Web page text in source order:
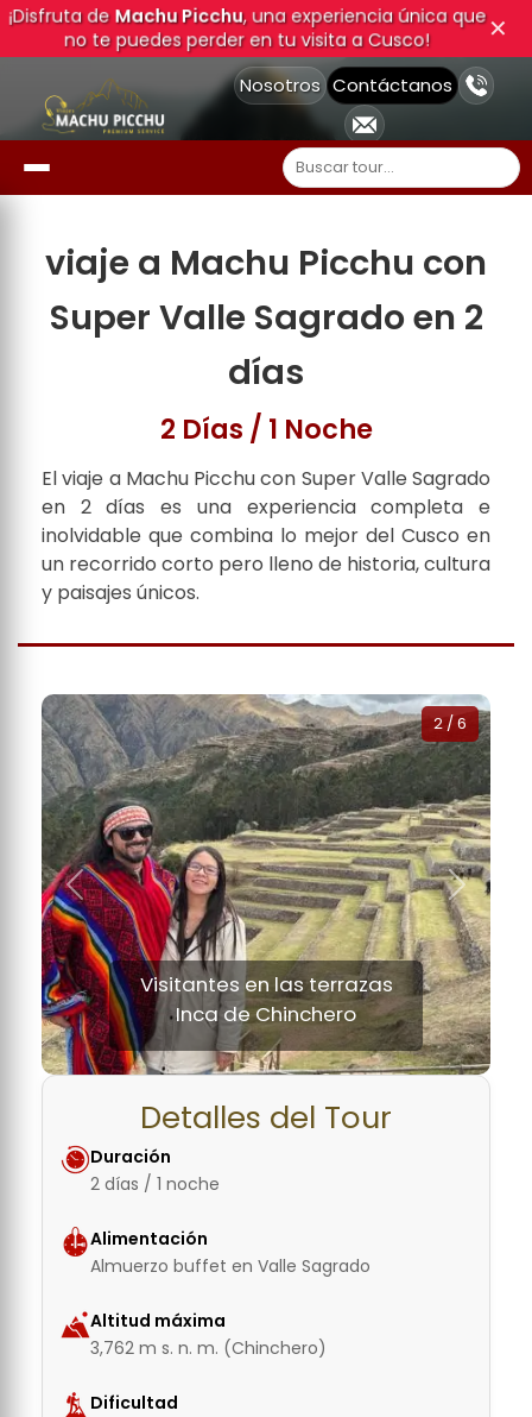
¡Disfruta deMachu Picchu, una experiencia única que
no te puedes perder en tu visita a Cusco! ✕
Contáctanos
Nosotros
viaje a Machu Picchu con
Super Valle Sagrado en 2
días
2 Días / 1 Noche
El viaje a Machu Picchu con Super Valle Sagrado
en 2 días es una experiencia completa e
inolvidable que combina lo mejor del Cusco en
un recorrido corto pero lleno de historia, cultura
y paisajes únicos.
Visitantes en las terrazas
Inca de Chinchero
2/6 Slide 1
Anterior
Detalles del Tour
Duración
2 días / 1 noche
Alimentación
Almuerzo buffet en Valle Sagrado
Altitud máxima
3,762 m s. n. m. (Chinchero)
Dificultad